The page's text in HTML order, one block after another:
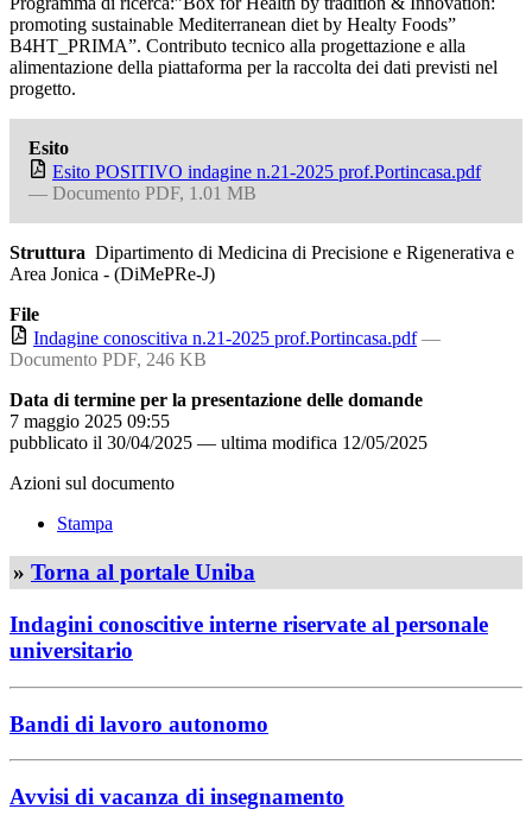
promoting sustainable Mediterranean diet by Healty Foods”
B4HT_PRIMA”. Contributo tecnico alla progettazione e alla
alimentazione della piattaforma per la raccolta dei dati previsti nel
progetto.
Esito
Esito POSITIVO indagine n.21-2025 prof.Portincasa.pdf
— Documento PDF, 1.01 MB
Struttura Dipartimento di Medicina di Precisione e Rigenerativa e
Area Jonica - (DiMePRe-J)
File
Indagine conoscitiva n.21-2025 prof.Portincasa.pdf —
Documento PDF, 246 KB
Data di termine per la presentazione delle domande
7 maggio 2025 09:55
pubblicato il 30/04/2025 — ultima modifica 12/05/2025
Azioni sul documento
Stampa
» Torna al portale Uniba
Indagini conoscitive interne riservate al personale
universitario
Bandi di lavoro autonomo
Avvisi di vacanza di insegnamento